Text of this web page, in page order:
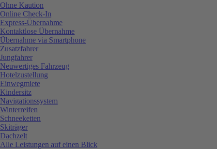
Ohne Kaution
Online Check-In
Express-Übernahme
Kontaktlose Übernahme
Übernahme via Smartphone
Zusatzfahrer
Jungfahrer
Neuwertiges Fahrzeug
Hotelzustellung
Einwegmiete
Kindersitz
Navigationssystem
Winterreifen
Schneeketten
Skiträger
Dachzelt
Alle Leistungen auf einen Blick